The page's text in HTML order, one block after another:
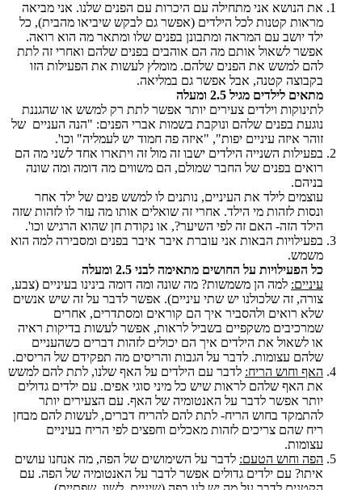
את הנושא אני מתחילה עם היכרות עם הפנים שלנו. אני מביאה
מראות קטנות לכל הילדים (אפשר גם לבקש שיביאו מהבית), כל
ילד יושב עם המראה ומתבונן בפנים שלו ומתאר מה הוא רואה.
אפשר לשאול אותם מה הם אוהבים בפנים שלהם ואחרי זה לתת
להם למשש את הפנים שלהם. מומלץ לעשות את הפעילות הזו
בקבוצה קטנה, אבל אפשר גם במליאה.
מתאים לילדים מגיל 2.5 ומעלה
לתינוקות וילדים צעירים יותר אפשר לתת רק למשש או שהגננת
נוגעת בפנים שלהם ונוקבת בשמות אברי הפנים: "הנה העניים של
זוהר איזה עיניים יפות", "איזה פה חמוד יש לעמליה" וכו'.
בפעילות השנייה הילדים ישבו זה מול זה ויתארו אחד לשני מה הם
רואים בפנים של החבר שמולם, הם משווים מה דומה ומה שונה
בניהם.
עוצמים לילד את העיניים, נותנים לו למשש פנים של ילד אחר
ונסות לזהות מי הילד. אחרי זה שואלים אותו מה עזר לו לזהות שזה
הילד הזה- האם זה לפי השיער?, או נקודת חן שהוא הרגיש וכו'.
בפעילויות הבאות אני עוברת איבר איבר בפנים ומסבירה למה הוא
משמש.
כל הפעילויות על החושים מתאימה לבני 2.5 ומעלה
עיניים: למה הן משמשות? מה שונה ומה דומה בינינו בעיניים (צבע,
צורה, זה שלכולנו יש שתי עיניים). אפשר לדבר על זה שיש אנשים
שלא רואים ולהסביר איך הם קוראים ומסתדרים, אחרים
שמרכיבים משקפיים בשביל לראות, אפשר לעשות בדיקות ראיה
או לשאול את הילדים איך הם יכולים לזהות דברים כשהעניים
שלהם עצומות. לדבר על הגבות והריסים מה תפקידם של הריסים.
האף וחוש הריח: לדבר עם הילדים על האף שלנו, לתת להם למשש
את האף שלהם לראות שיש כל מיני סוגי אפים. עם ילדים גדולים
יותר אפשר לדבר על האנטומיה של האף. עם הצעירים יותר
להתמקד בחוש הריח- לתת להם להריח דברים, לעשות להם מבחן
ריח שהם צריכים לזהות מאכלים וחפצים לפי הריח בעיניים
עצומות.
הפה וחוש הטעם: לדבר על השימושים של הפה, מה אנחנו עושים
איתו? עם ילדים גדולים אפשר לדבר על האנטומיה של הפה. עם